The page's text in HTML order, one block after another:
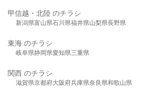
甲信越・北陸 のチラシ
新潟県富山県石川県福井県山梨県長野県
東海 のチラシ
岐阜県静岡県愛知県三重県
関西 のチラシ
滋賀県京都府大阪府兵庫県奈良県和歌山県